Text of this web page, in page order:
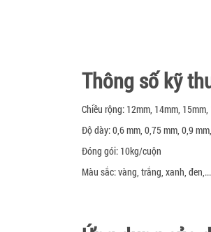
Thông số kỹ
Chiều rộng: 12mm, 14mm,
Độ dày: 0,6 mm, 0,75 mm, 0,9
Đóng gói: 10kg/cuộn
Màu sắc: vàng, trắng, xanh, đen,...